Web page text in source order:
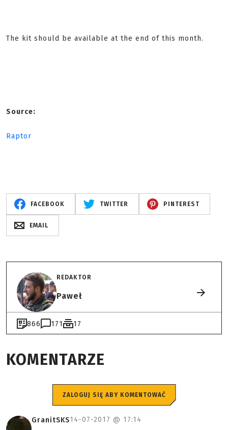
The kit should be available at the end of this month.
Source:
Raptor
FACEBOOK TWITTER PINTEREST
EMAIL
REDAKTOR
Paweł
866 171 17
KOMENTARZE
ZALOGUJ SIĘ ABY KOMENTOWAĆ
GranitSKS14-07-2017 @ 17:14